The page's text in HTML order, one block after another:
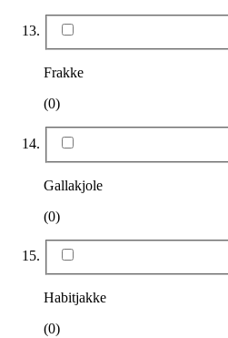
Frakke
(0)
Gallakjole
(0)
Habitjakke
(0)